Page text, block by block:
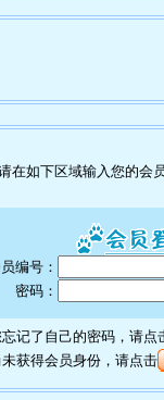
在如下区域输入您的会
编号：
密码：
记了自己的密码，请点
获得会员身份，请点击